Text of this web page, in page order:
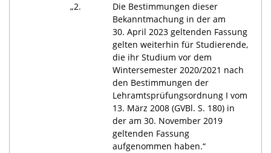
„2.
Die Bestimmungen dieser
Bekanntmachung in der am
30. April 2023 geltenden Fassung
gelten weiterhin für Studierende,
die ihr Studium vor dem
Wintersemester 2020/2021 nach
den Bestimmungen der
Lehramtsprüfungsordnung I vom
13. März 2008 (GVBl. S. 180) in
der am 30. November 2019
geltenden Fassung
aufgenommen haben.“